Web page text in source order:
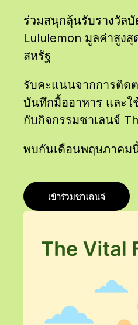
ร่วมสนุกลุ้นรับรางวัล
Lululemon มูลค่าสูงสุ
สหรัฐ
รับคะแนนจากการติด
บันทึกมื้ออาหาร และ
กับกิจกรรมชาเลนจ์
พบกันเดือนพฤษภาคม